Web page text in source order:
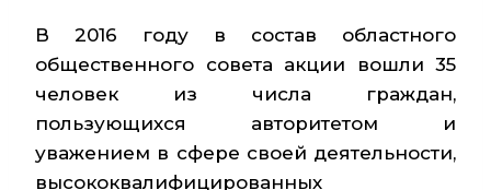
В 2016 году в состав областного
общественного совета акции вошли 35
человек из числа граждан,
пользующихся авторитетом и
уважением в сфере своей деятельности,
высококвалифицированных